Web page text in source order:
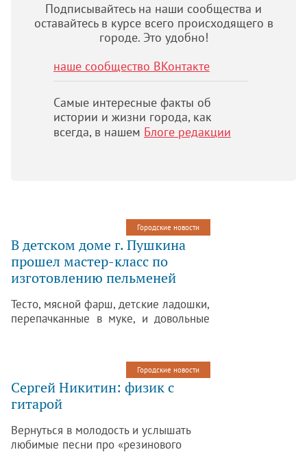
Подписывайтесь на наши сообщества и
оставайтесь в курсе всего происходящего в
городе. Это удобно!
наше сообщество ВКонтакте
Самые интересные факты об
истории и жизни города, как
всегда, в нашем Блоге редакции
Городские новости
В детском доме г. Пушкина
прошел мастер-класс по
изготовлению пельменей
Тесто, мясной фарш, детские ладошки,
перепачканные в муке, и довольные
превратились в настоящих поваров.
Волонтеры Регионального
общественного движения
«Петербургские родители» провели
изготовлению пельменей.
Городские новости
Сергей Никитин: физик с
гитарой
Вернуться в молодость и услышать
любимые песни про «резинового